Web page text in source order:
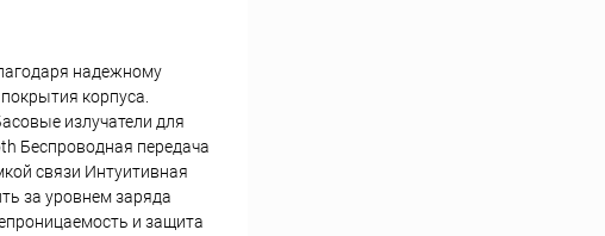
надежному
корпуса.
излучатели для
Беспроводная передача
связи Интуитивная
за уровнем заряда
и защита